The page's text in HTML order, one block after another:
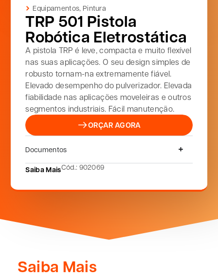
Equipamentos, Pintura
TRP 501 Pistola
Robótica Eletrostática
A pistola TRP é leve, compacta e muito flexível
nas suas aplicações. O seu design simples de
robusto tornam-na extremamente fiável.
Elevado desempenho do pulverizador. Elevada
fiabilidade nas aplicações moveleiras e outros
segmentos industriais. Fácil manutenção.
ORÇAR AGORA
Documentos
Saiba MaisCód.: 902069
Saiba Mais